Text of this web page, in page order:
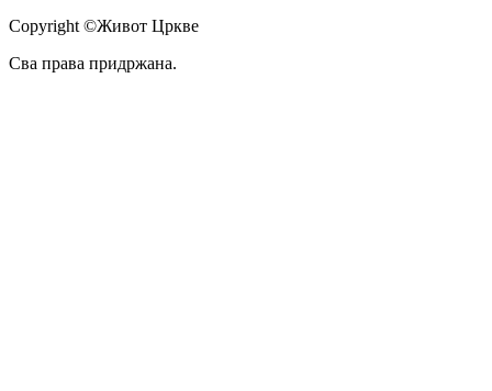
Copyright ©Живот Цркве
Сва права придржана.